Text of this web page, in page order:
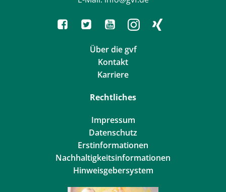
Über die gvf
Kontakt
Karriere
Rechtliches
Impressum
Datenschutz
Erstinformationen
Nachhaltigkeitsinformationen
Hinweisgebersystem